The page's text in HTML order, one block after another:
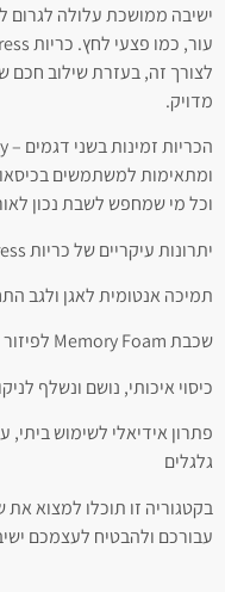
ישיבה ממושכת עלולה לגרום
לצורך זה, בעזרת שילוב חכם
מדויק.
ומתאימות למשתמשים
וכל מי שמחפש לשבת נכון
יתרונות עיקריים של כריות LessStress™:
תמיכה אנטומית לאגן ולגב
שכבת Memory Foam לפיזור עומסים ושחרור לחצים
כיסוי איכותי, נושם ונשלף
פתרון אידיאלי לשימוש
גלגלים
בקטגוריה זו תוכלו למצוא
עבורכם ולהבטיח לעצמכם